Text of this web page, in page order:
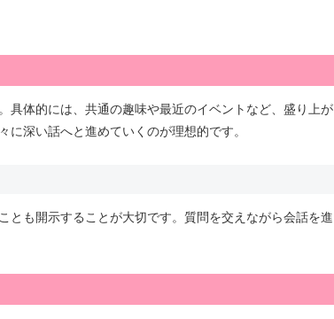
具体的には、共通の趣味や最近のイベントなど、盛り上が
深い話へと進めていくのが理想的です。
とも開示することが大切です。質問を交えながら会話を進